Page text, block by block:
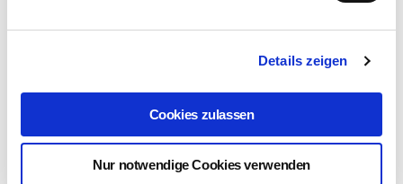
Details zeigen
Cookies zulassen
Nur notwendige Cookies verwenden
ADVENTSKALENDER BLUPHORIA APP
GEWINNSPIEL VORFREUDE